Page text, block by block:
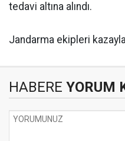
tedavi altına alındı.
Jandarma ekipleri
HABERE YORUM